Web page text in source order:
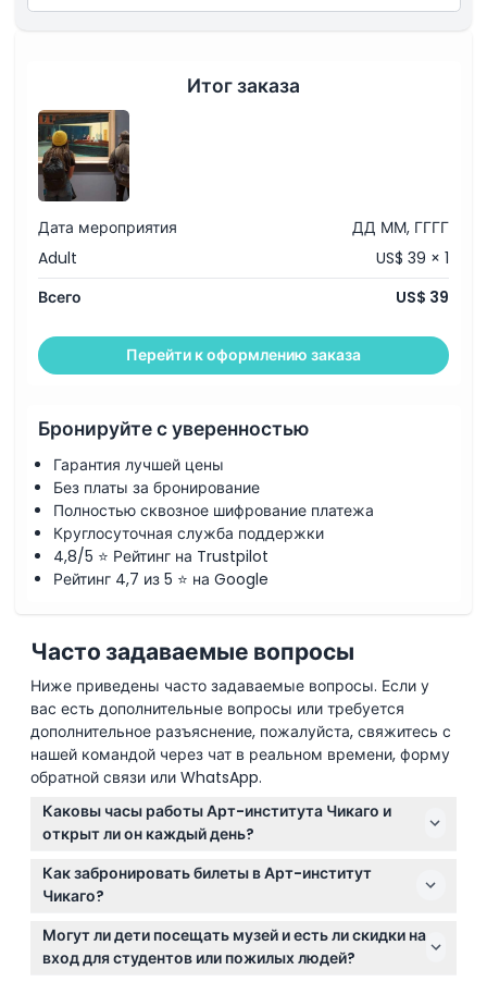
Итог заказа
Дата мероприятия
ДД ММ, ГГГГ
Adult
US$ 39 × 1
Всего
US$ 39
Перейти к оформлению заказа
Бронируйте с уверенностью
Гарантия лучшей цены
Без платы за бронирование
Полностью сквозное шифрование платежа
Круглосуточная служба поддержки
4,8/5 ⭐ Рейтинг на Trustpilot
Рейтинг 4,7 из 5 ⭐ на Google
Часто задаваемые вопросы
Ниже приведены часто задаваемые вопросы. Если у
вас есть дополнительные вопросы или требуется
дополнительное разъяснение, пожалуйста, свяжитесь с
нашей командой через чат в реальном времени, форму
обратной связи или WhatsApp.
Каковы часы работы Арт-института Чикаго и
открыт ли он каждый день?
Арт-институт Чикаго открыт в понедельник и с
среды по воскресенье с 11:00 до 17:00, а по
четвергам — с 11:00 до 20:00. Он закрыт по
вторникам, а также в День благодарения, на
Рождество и в Новый год (может изменяться —
Как забронировать билеты в Арт-институт
Чикаго?
Вы можете легко забронировать билеты онлайн
прямо на этом сайте для удобства. Просто
выберите предпочтительную дату и время во время
Могут ли дети посещать музей и есть ли скидки на
вход для студентов или пожилых людей?